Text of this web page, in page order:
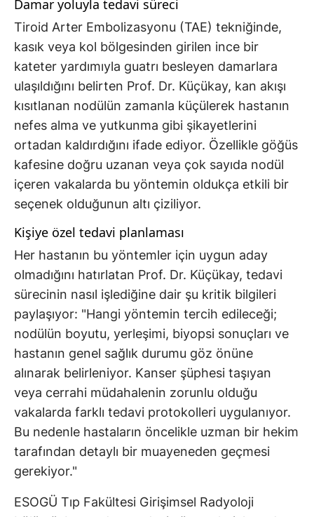
Damar yoluyla tedavi süreci
Tiroid Arter Embolizasyonu (TAE) tekniğinde,
kasık veya kol bölgesinden girilen ince bir
kateter yardımıyla guatrı besleyen damarlara
ulaşıldığını belirten Prof. Dr. Küçükay, kan akışı
kısıtlanan nodülün zamanla küçülerek hastanın
nefes alma ve yutkunma gibi şikayetlerini
ortadan kaldırdığını ifade ediyor. Özellikle göğüs
kafesine doğru uzanan veya çok sayıda nodül
içeren vakalarda bu yöntemin oldukça etkili bir
seçenek olduğunun altı çiziliyor.
Kişiye özel tedavi planlaması
Her hastanın bu yöntemler için uygun aday
olmadığını hatırlatan Prof. Dr. Küçükay, tedavi
sürecinin nasıl işlediğine dair şu kritik bilgileri
paylaşıyor: "Hangi yöntemin tercih edileceği;
nodülün boyutu, yerleşimi, biyopsi sonuçları ve
hastanın genel sağlık durumu göz önüne
alınarak belirleniyor. Kanser şüphesi taşıyan
veya cerrahi müdahalenin zorunlu olduğu
vakalarda farklı tedavi protokolleri uygulanıyor.
Bu nedenle hastaların öncelikle uzman bir hekim
tarafından detaylı bir muayeneden geçmesi
gerekiyor."
ESOGÜ Tıp Fakültesi Girişimsel Radyoloji